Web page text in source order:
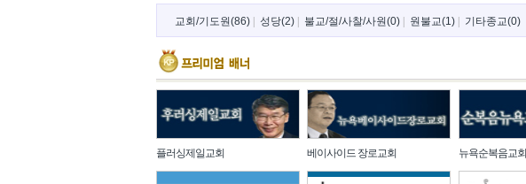
교회/기도원(86)| 성당(2)| 불교/절/사찰/사원(0)| 원불교(1)| 기타종교(0)
플러싱제일교회 베이사이드 장로교회 뉴욕순복음교회